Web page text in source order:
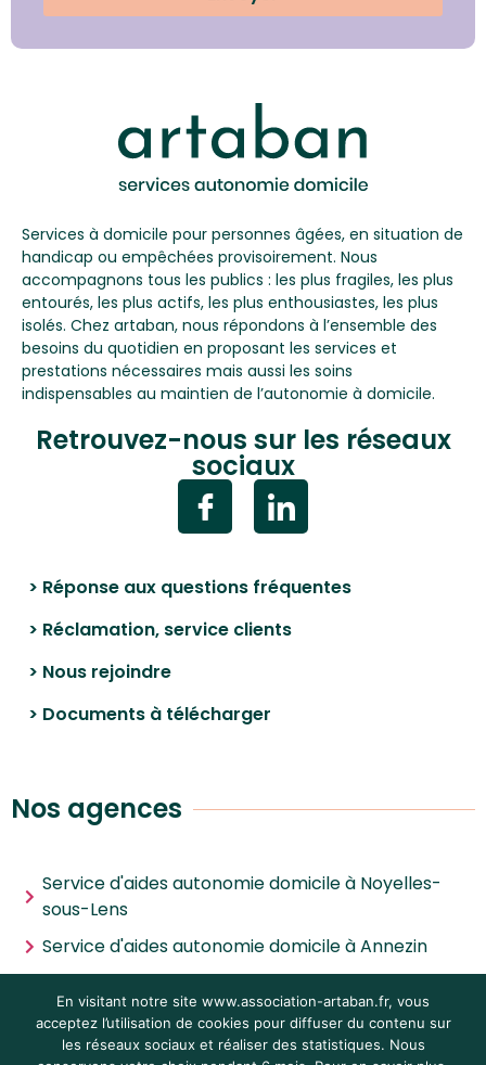
Services à domicile pour personnes âgées, en situation de
handicap ou empêchées provisoirement. Nous
accompagnons tous les publics : les plus fragiles, les plus
entourés, les plus actifs, les plus enthousiastes, les plus
isolés. Chez artaban, nous répondons à l’ensemble des
besoins du quotidien en proposant les services et
prestations nécessaires mais aussi les soins
indispensables au maintien de l’autonomie à domicile.
Retrouvez-nous sur les réseaux
sociaux
> Réponse aux questions fréquentes
> Réclamation, service clients
> Nous rejoindre
> Documents à télécharger
Nos agences
Service d'aides autonomie domicile à Noyelles-
sous-Lens
Service d'aides autonomie domicile à Annezin
les-Vermelles
Service d'aides autonomie domicile à Villeneuve-
En visitant notre site www.association-artaban.fr, vous
acceptez l’utilisation de cookies pour diffuser du contenu sur
les réseaux sociaux et réaliser des statistiques. Nous